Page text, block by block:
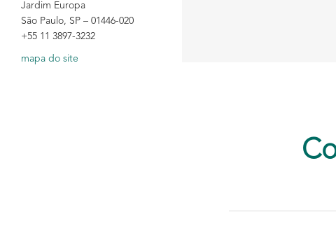
Jardim Europa
São Paulo, SP – 01446-020
+55 11 3897-3232
mapa do site